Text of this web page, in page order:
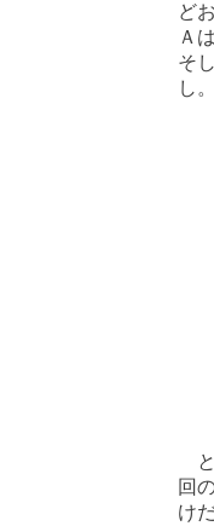
ど
Ａ
そ
し。
と
回
け